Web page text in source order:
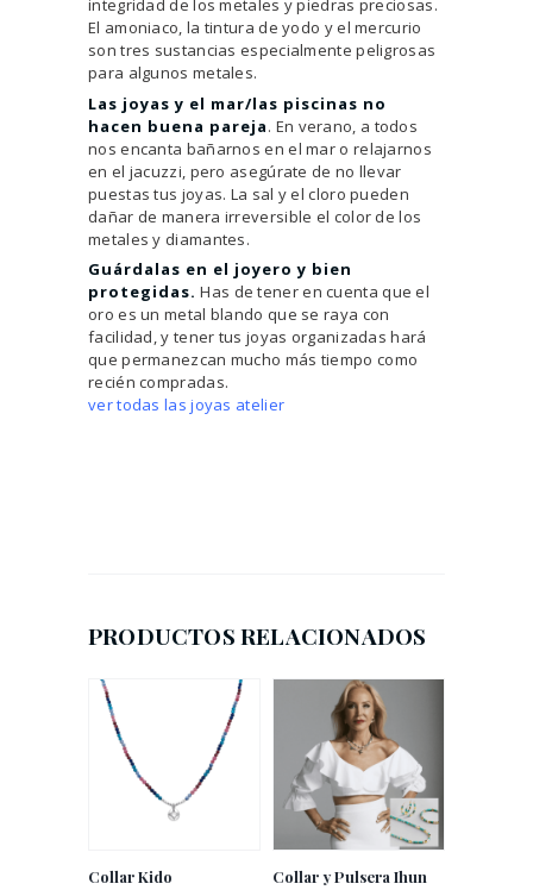
integridad de los metales y piedras preciosas.
El amoniaco, la tintura de yodo y el mercurio
son tres sustancias especialmente peligrosas
para algunos metales.
Las joyas y el mar/las piscinas no
hacen buena pareja. En verano, a todos
nos encanta bañarnos en el mar o relajarnos
en el jacuzzi, pero asegúrate de no llevar
puestas tus joyas. La sal y el cloro pueden
dañar de manera irreversible el color de los
metales y diamantes.
Guárdalas en el joyero y bien
protegidas. Has de tener en cuenta que el
oro es un metal blando que se raya con
facilidad, y tener tus joyas organizadas hará
que permanezcan mucho más tiempo como
recién compradas.
ver todas las joyas atelier
PRODUCTOS RELACIONADOS
Collar Kido Collar y Pulsera Ihun